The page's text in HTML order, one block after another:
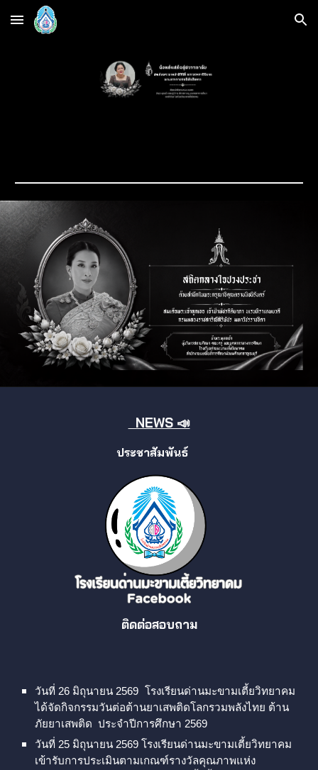
Skip to main content Skip to navigation
NEWS 📣
ประชาสัมพันธ์
ติดต่อสอบถาม
วันที่ 26 มิถุนายน 2569 โรงเรียนด่านมะขามเตี้ยวิทยาคม
ได้จัดกิจกรรมวันต่อต้านยาเสพติดโลกรวมพลังไทย ต้าน
ภัยยาเสพติด ประจำปีการศึกษา 2569
วันที่ 25 มิถุนายน 2569 โรงเรียนด่านมะขามเตี้ยวิทยาคม
เข้ารับการประเมินตามเกณฑ์รางวัลคุณภาพแห่ง